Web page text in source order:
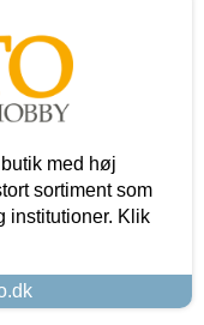
med høj
sortiment som
institutioner. Klik